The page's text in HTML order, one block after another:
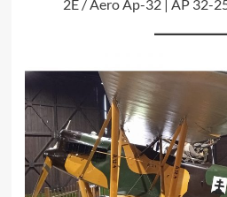
2E / Aero Ap-32 | AP 32-